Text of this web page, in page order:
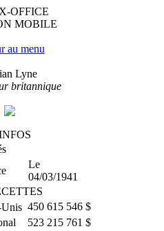
OFFICE
MOBILE
au menu
Lyne
britannique
Le
04/03/1941
450 615 546 $
523 215 761 $